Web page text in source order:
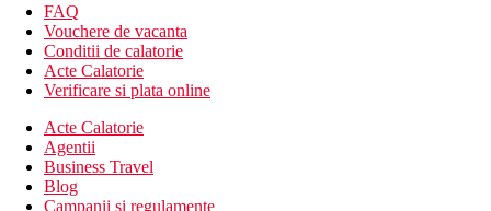
FAQ
Vouchere de vacanta
Conditii de calatorie
Acte Calatorie
Verificare si plata online
Acte Calatorie
Agentii
Business Travel
Blog
Campanii si regulamente